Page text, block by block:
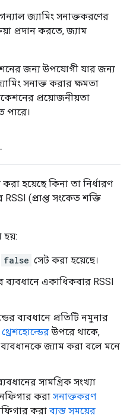
জ্যামিং সনাক্তকরণের
প্রদান করতে, জ্যাম
জন্য উপযোগী যার জন্য
সনাক্ত করার ক্ষমতা
প্রয়োজনীয়তা
পারে।
হয়েছে কিনা তা নির্ধারণ
(প্রাপ্ত সংকেত শক্তি
হয়:
false সেট করা হয়েছে।
ব্যবধানে একাধিকবার RSSI
ব্যবধানে প্রতিটি নমুনার
উপরে থাকে,
জ্যাম করা বলে মনে
সামগ্রিক সংখ্যা
করা সনাক্তকরণ
করা ব্যস্ত সময়ের